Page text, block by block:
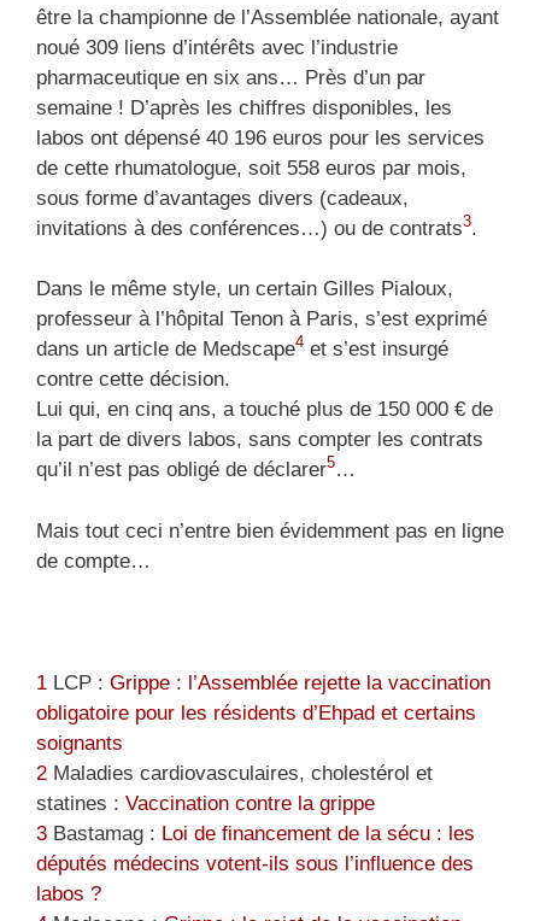
être la championne de l’Assemblée nationale, ayant
noué 309 liens d’intérêts avec l’industrie
pharmaceutique en six ans… Près d’un par
semaine ! D’après les chiffres disponibles, les
labos ont dépensé 40 196 euros pour les services
de cette rhumatologue, soit 558 euros par mois,
sous forme d’avantages divers (cadeaux,
invitations à des conférences…) ou de contrats3.
Dans le même style, un certain Gilles Pialoux,
professeur à l’hôpital Tenon à Paris, s’est exprimé
dans un article de Medscape4 et s’est insurgé
contre cette décision.
Lui qui, en cinq ans, a touché plus de 150 000 € de
la part de divers labos, sans compter les contrats
qu’il n’est pas obligé de déclarer5…
Mais tout ceci n’entre bien évidemment pas en ligne
de compte…
1 LCP : Grippe : l’Assemblée rejette la vaccination
obligatoire pour les résidents d’Ehpad et certains
soignants
2 Maladies cardiovasculaires, cholestérol et
statines : Vaccination contre la grippe
3 Bastamag : Loi de financement de la sécu : les
députés médecins votent-ils sous l’influence des
labos ?